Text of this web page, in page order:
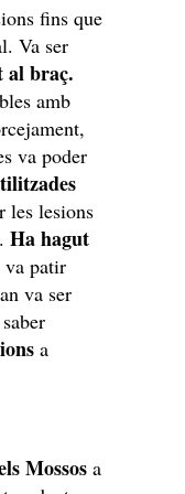
fins que
Va ser
al braç.
amb
va poder
les lesions
Ha hagut
va patir
va ser
a
Mossos a